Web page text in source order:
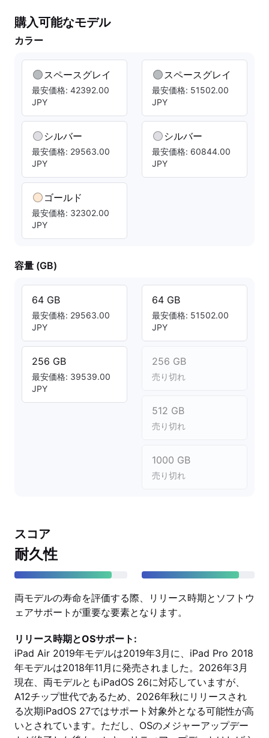
購入可能なモデル
カラー
スペースグレイ
最安価格: 42392.00
JPY
シルバー
最安価格: 29563.00
JPY
ゴールド
最安価格: 32302.00
JPY
スペースグレイ
最安価格: 51502.00
JPY
シルバー
最安価格: 60844.00
JPY
容量 (GB)
64 GB
最安価格: 29563.00
JPY
256 GB
最安価格: 39539.00
JPY
64 GB
最安価格: 51502.00
JPY
256 GB
売り切れ
512 GB
売り切れ
1000 GB
売り切れ
スコア
耐久性
両モデルの寿命を評価する際、リリース時期とソフトウ
ェアサポートが重要な要素となります。
リリース時期とOSサポート:
iPad Air 2019年モデルは2019年3月に、iPad Pro 2018
年モデルは2018年11月に発売されました。2026年3月
現在、両モデルともiPadOS 26に対応していますが、
A12チップ世代であるため、2026年秋にリリースされ
る次期iPadOS 27ではサポート対象外となる可能性が高
いとされています。ただし、OSのメジャーアップデー